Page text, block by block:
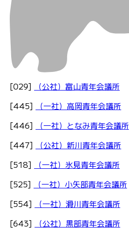
[029]
（公社）富山青年会議所
[445]
（一社）高岡青年会議所
[446]
（一社）となみ青年会議所
[447]
（公社）新川青年会議所
[518]
（一社）氷見青年会議所
[525]
（一社）小矢部青年会議所
[554]
（一社）滑川青年会議所
[643]
（公社）黒部青年会議所